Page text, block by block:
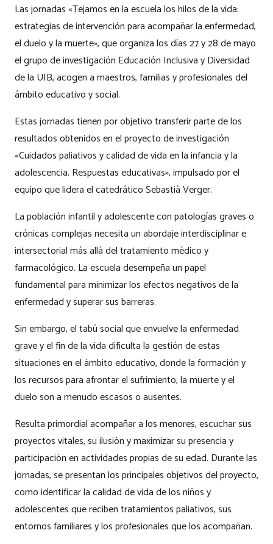
Las jornadas «Tejamos en la escuela los hilos de la vida:
estrategias de intervención para acompañar la enfermedad,
el duelo y la muerte», que organiza los días 27 y 28 de mayo
el grupo de investigación Educación Inclusiva y Diversidad
de la UIB, acogen a maestros, familias y profesionales del
ámbito educativo y social.
Estas jornadas tienen por objetivo transferir parte de los
resultados obtenidos en el proyecto de investigación
«Cuidados paliativos y calidad de vida en la infancia y la
adolescencia. Respuestas educativas», impulsado por el
equipo que lidera el catedrático Sebastià Verger.
La población infantil y adolescente con patologías graves o
crónicas complejas necesita un abordaje interdisciplinar e
intersectorial más allá del tratamiento médico y
farmacológico. La escuela desempeña un papel
fundamental para minimizar los efectos negativos de la
enfermedad y superar sus barreras.
Sin embargo, el tabú social que envuelve la enfermedad
grave y el fin de la vida dificulta la gestión de estas
situaciones en el ámbito educativo, donde la formación y
los recursos para afrontar el sufrimiento, la muerte y el
duelo son a menudo escasos o ausentes.
Resulta primordial acompañar a los menores, escuchar sus
proyectos vitales, su ilusión y maximizar su presencia y
participación en actividades propias de su edad. Durante las
jornadas, se presentan los principales objetivos del proyecto,
como identificar la calidad de vida de los niños y
adolescentes que reciben tratamientos paliativos, sus
entornos familiares y los profesionales que los acompañan.